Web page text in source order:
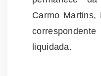
Carmo
liquidada.